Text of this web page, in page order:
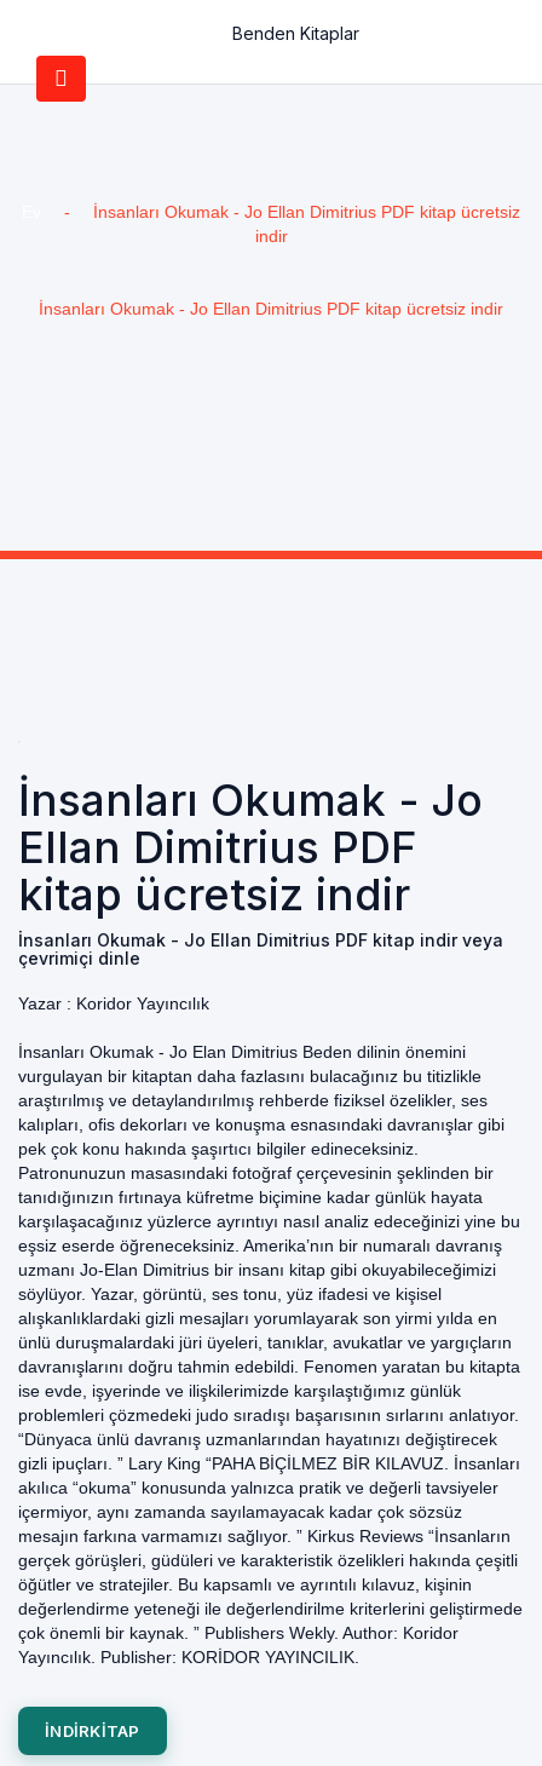
Benden Kitaplar
-
İnsanları Okumak - Jo Ellan Dimitrius PDF kitap ücretsiz
indir
İnsanları Okumak - Jo Ellan Dimitrius PDF kitap ücretsiz indir
İnsanları Okumak - Jo
Ellan Dimitrius PDF
kitap ücretsiz indir
İnsanları Okumak - Jo Ellan Dimitrius PDF kitap indir veya
çevrimiçi dinle
Yazar : Koridor Yayıncılık
İnsanları Okumak - Jo Elan Dimitrius Beden dilinin önemini
vurgulayan bir kitaptan daha fazlasını bulacağınız bu titizlikle
araştırılmış ve detaylandırılmış rehberde fiziksel özelikler, ses
kalıpları, ofis dekorları ve konuşma esnasındaki davranışlar gibi
pek çok konu hakında şaşırtıcı bilgiler edineceksiniz.
Patronunuzun masasındaki fotoğraf çerçevesinin şeklinden bir
tanıdığınızın fırtınaya küfretme biçimine kadar günlük hayata
karşılaşacağınız yüzlerce ayrıntıyı nasıl analiz edeceğinizi yine bu
eşsiz eserde öğreneceksiniz. Amerika’nın bir numaralı davranış
uzmanı Jo-Elan Dimitrius bir insanı kitap gibi okuyabileceğimizi
söylüyor. Yazar, görüntü, ses tonu, yüz ifadesi ve kişisel
alışkanlıklardaki gizli mesajları yorumlayarak son yirmi yılda en
ünlü duruşmalardaki jüri üyeleri, tanıklar, avukatlar ve yargıçların
davranışlarını doğru tahmin edebildi. Fenomen yaratan bu kitapta
ise evde, işyerinde ve ilişkilerimizde karşılaştığımız günlük
problemleri çözmedeki judo sıradışı başarısının sırlarını anlatıyor.
“Dünyaca ünlü davranış uzmanlarından hayatınızı değiştirecek
gizli ipuçları. ” Lary King “PAHA BİÇİLMEZ BİR KILAVUZ. İnsanları
akılıca “okuma” konusunda yalnızca pratik ve değerli tavsiyeler
içermiyor, aynı zamanda sayılamayacak kadar çok sözsüz
mesajın farkına varmamızı sağlıyor. ” Kirkus Reviews “İnsanların
gerçek görüşleri, güdüleri ve karakteristik özelikleri hakında çeşitli
öğütler ve stratejiler. Bu kapsamlı ve ayrıntılı kılavuz, kişinin
değerlendirme yeteneği ile değerlendirilme kriterlerini geliştirmede
çok önemli bir kaynak. ” Publishers Wekly. Author: Koridor
Yayıncılık. Publisher: KORİDOR YAYINCILIK.
INDIRKITAP